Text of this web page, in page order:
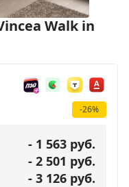
Walk in
-26%
- 1 563 руб.
- 2 501 руб.
- 3 126 руб.